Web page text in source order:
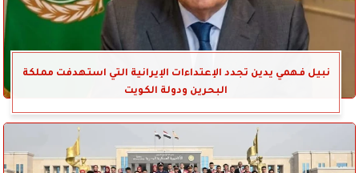
نبيل فهمي يدين تجدد الإعتداءات الإيرانية التي استهدفت مملكة
البحرين ودولة الكويت